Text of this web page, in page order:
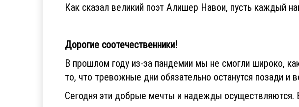
Как сказал великий поэт Алишер Навои, пусть каждый
Дорогие соотечественники!
В прошлом году из-за пандемии мы не смогли широко,
то, что тревожные дни обязательно останутся позади
Сегодня эти добрые мечты и надежды